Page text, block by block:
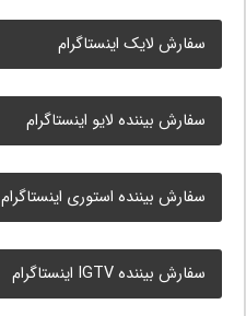
سفارش لایک اینستاگرام
سفارش بیننده لایو اینستاگرام
سفارش بیننده استوری اینستاگرام
سفارش بیننده IGTV اینستاگرام